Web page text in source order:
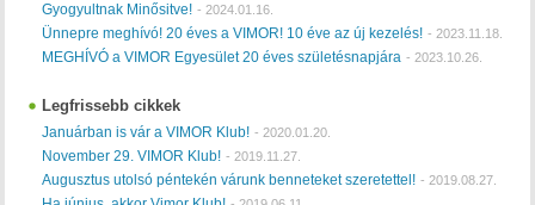
Gyogyultnak Minősitve! - 2024.01.16.
Ünnepre meghívó! 20 éves a VIMOR! 10 éve az új kezelés! - 2023.11.18.
MEGHÍVÓ a VIMOR Egyesület 20 éves születésnapjára - 2023.10.26.
Legfrissebb cikkek
Januárban is vár a VIMOR Klub! - 2020.01.20.
November 29. VIMOR Klub! - 2019.11.27.
Augusztus utolsó péntekén várunk benneteket szeretettel! - 2019.08.27.